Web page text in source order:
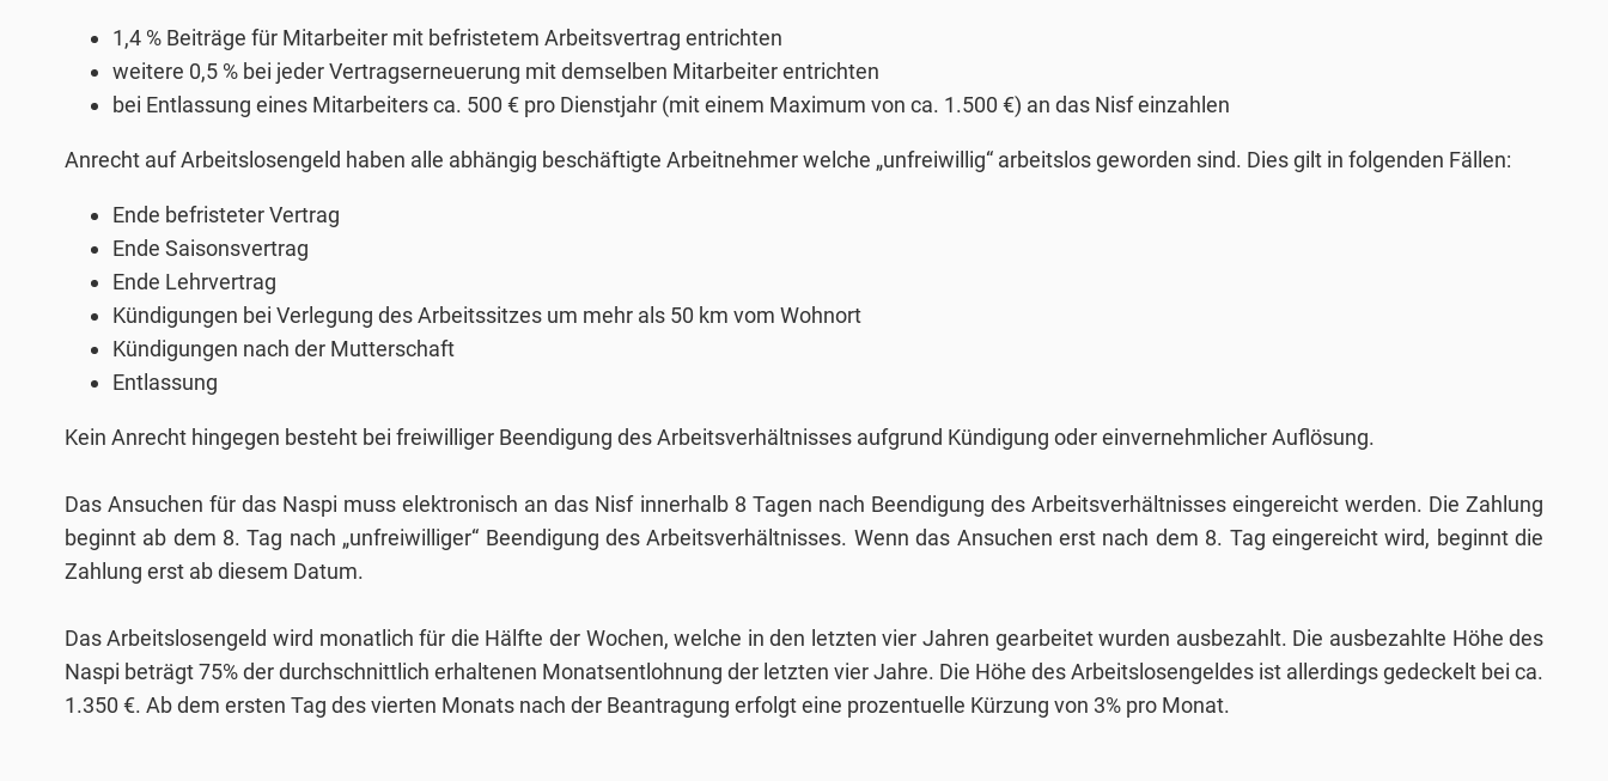
1,4 % Beiträge für Mitarbeiter mit befristetem Arbeitsvertrag entrichten
weitere 0,5 % bei jeder Vertragserneuerung mit demselben Mitarbeiter entrichten
bei Entlassung eines Mitarbeiters ca. 500 € pro Dienstjahr (mit einem Maximum von ca. 1.500 €) an das Nisf einzahlen
Anrecht auf Arbeitslosengeld haben alle abhängig beschäftigte Arbeitnehmer welche „unfreiwillig“ arbeitslos geworden sind. Dies gilt in folgenden Fällen:
Ende befristeter Vertrag
Ende Saisonsvertrag
Ende Lehrvertrag
Kündigungen bei Verlegung des Arbeitssitzes um mehr als 50 km vom Wohnort
Kündigungen nach der Mutterschaft
Entlassung
Kein Anrecht hingegen besteht bei freiwilliger Beendigung des Arbeitsverhältnisses aufgrund Kündigung oder einvernehmlicher Auflösung.
Das Ansuchen für das Naspi muss elektronisch an das Nisf innerhalb 8 Tagen nach Beendigung des Arbeitsverhältnisses eingereicht werden. Die Zahlung
beginnt ab dem 8. Tag nach „unfreiwilliger“ Beendigung des Arbeitsverhältnisses. Wenn das Ansuchen erst nach dem 8. Tag eingereicht wird, beginnt die
Zahlung erst ab diesem Datum.
Das Arbeitslosengeld wird monatlich für die Hälfte der Wochen, welche in den letzten vier Jahren gearbeitet wurden ausbezahlt. Die ausbezahlte Höhe des
Naspi beträgt 75% der durchschnittlich erhaltenen Monatsentlohnung der letzten vier Jahre. Die Höhe des Arbeitslosengeldes ist allerdings gedeckelt bei ca.
1.350 €. Ab dem ersten Tag des vierten Monats nach der Beantragung erfolgt eine prozentuelle Kürzung von 3% pro Monat.